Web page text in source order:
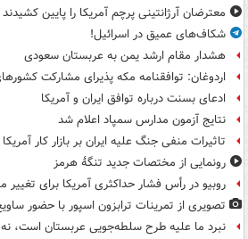
معترضان آرژانتینی پرچم آمریکا را پایین کشیدند
شکاف‌های عمیق در اسرائیل!
هشدار مقام ارشد یمن به عربستان سعودی
اردوغان: توافقنامه مکه پذیرای مشارکت
ادعای بسنت درباره توافق ایران و آمریکا
نتایج آزمون مدارس سمپاد اعلام شد
تاثیرات منفی جنگ علیه ایران بر بازار کار آمریکا
رونمایی از مختصات جدید تنگۀ هرمز
روبیو در رأس فشار حداکثری آمریکا برای تغییر
تصویری از تمرینات ترابزون اسپور با حضور
نبرد ما علیه طرح سلطه‌جویی عربستان است،